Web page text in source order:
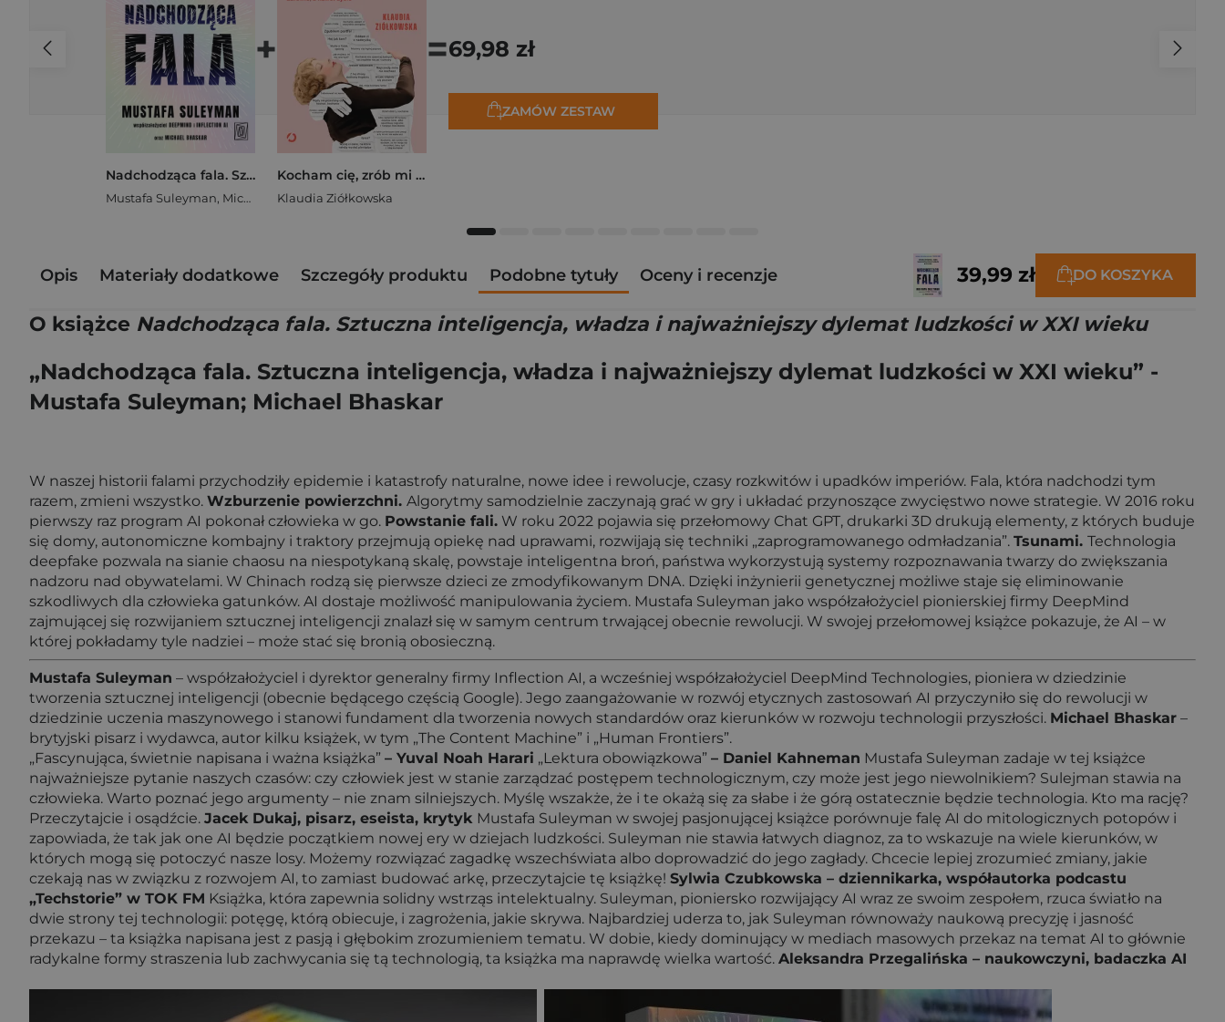
Nadchodząca fala. Sztuczna inteligencja, władza i najważniejszy dylemat ludzkości w XXI wieku
Mustafa Suleyman, Michael Bhaskar
+
Kocham cię, zrób mi przelew. Historie o miłości, która kosztowała miliony, zdrowie, a nawet życie
Klaudia Ziółkowska
=69,98 zł
ZAMÓW ZESTAW
Opis Materiały dodatkowe Szczegóły produktu Podobne tytuły Oceny i recenzje 39,99 zł DO KOSZYKA
O książce Nadchodząca fala. Sztuczna inteligencja, władza i najważniejszy dylemat ludzkości w XXI wieku
„Nadchodząca fala. Sztuczna inteligencja, władza i najważniejszy dylemat ludzkości w XXI wieku” -
Mustafa Suleyman; Michael Bhaskar
W naszej historii falami przychodziły epidemie i katastrofy naturalne, nowe idee i rewolucje, czasy rozkwitów i upadków imperiów. Fala, która nadchodzi tym
razem, zmieni wszystko. Wzburzenie powierzchni. Algorytmy samodzielnie zaczynają grać w gry i układać przynoszące zwycięstwo nowe strategie. W 2016 roku
pierwszy raz program AI pokonał człowieka w go. Powstanie fali. W roku 2022 pojawia się przełomowy Chat GPT, drukarki 3D drukują elementy, z których buduje
się domy, autonomiczne kombajny i traktory przejmują opiekę nad uprawami, rozwijają się techniki „zaprogramowanego odmładzania”. Tsunami. Technologia
deepfake pozwala na sianie chaosu na niespotykaną skalę, powstaje inteligentna broń, państwa wykorzystują systemy rozpoznawania twarzy do zwiększania
nadzoru nad obywatelami. W Chinach rodzą się pierwsze dzieci ze zmodyfikowanym DNA. Dzięki inżynierii genetycznej możliwe staje się eliminowanie
szkodliwych dla człowieka gatunków. AI dostaje możliwość manipulowania życiem. Mustafa Suleyman jako współzałożyciel pionierskiej firmy DeepMind
zajmującej się rozwijaniem sztucznej inteligencji znalazł się w samym centrum trwającej obecnie rewolucji. W swojej przełomowej książce pokazuje, że AI – w
której pokładamy tyle nadziei – może stać się bronią obosieczną.
Mustafa Suleyman – współzałożyciel i dyrektor generalny firmy Inflection AI, a wcześniej współzałożyciel DeepMind Technologies, pioniera w dziedzinie
tworzenia sztucznej inteligencji (obecnie będącego częścią Google). Jego zaangażowanie w rozwój etycznych zastosowań AI przyczyniło się do rewolucji w
dziedzinie uczenia maszynowego i stanowi fundament dla tworzenia nowych standardów oraz kierunków w rozwoju technologii przyszłości. Michael Bhaskar –
brytyjski pisarz i wydawca, autor kilku książek, w tym „The Content Machine” i „Human Frontiers”.
„Fascynująca, świetnie napisana i ważna książka” – Yuval Noah Harari „Lektura obowiązkowa” – Daniel Kahneman Mustafa Suleyman zadaje w tej książce
najważniejsze pytanie naszych czasów: czy człowiek jest w stanie zarządzać postępem technologicznym, czy może jest jego niewolnikiem? Sulejman stawia na
człowieka. Warto poznać jego argumenty – nie znam silniejszych. Myślę wszakże, że i te okażą się za słabe i że górą ostatecznie będzie technologia. Kto ma rację?
Przeczytajcie i osądźcie. Jacek Dukaj, pisarz, eseista, krytyk Mustafa Suleyman w swojej pasjonującej książce porównuje falę AI do mitologicznych potopów i
zapowiada, że tak jak one AI będzie początkiem nowej ery w dziejach ludzkości. Suleyman nie stawia łatwych diagnoz, za to wskazuje na wiele kierunków, w
których mogą się potoczyć nasze losy. Możemy rozwiązać zagadkę wszechświata albo doprowadzić do jego zagłady. Chcecie lepiej zrozumieć zmiany, jakie
czekają nas w związku z rozwojem AI, to zamiast budować arkę, przeczytajcie tę książkę! Sylwia Czubkowska – dziennikarka, współautorka podcastu
„Techstorie” w TOK FM Książka, która zapewnia solidny wstrząs intelektualny. Suleyman, pioniersko rozwijający AI wraz ze swoim zespołem, rzuca światło na
dwie strony tej technologii: potęgę, którą obiecuje, i zagrożenia, jakie skrywa. Najbardziej uderza to, jak Suleyman równoważy naukową precyzję i jasność
przekazu – ta książka napisana jest z pasją i głębokim zrozumieniem tematu. W dobie, kiedy dominujący w mediach masowych przekaz na temat AI to głównie
radykalne formy straszenia lub zachwycania się tą technologią, ta książka ma naprawdę wielka wartość. Aleksandra Przegalińska – naukowczyni, badaczka AI